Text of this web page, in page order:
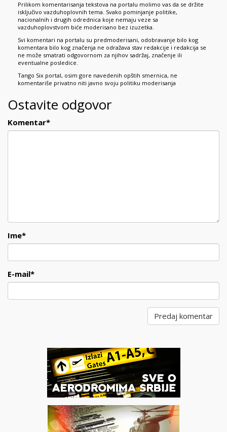
Prilikom komentarisanja tekstova na portalu molimo vas da se držite
isključivo vazduhoplovnih tema. Svako pominjanje politike,
nacionalnih i drugih odrednica koje nemaju veze sa
vazduhoplovstvom biće moderisano bez izuzetka.
Svi komentari na portalu su predmoderisani, odobravanje bilo kog
komentara bilo kog značenja ne odražava stav redakcije i redakcija se
ne može smatrati odgovornom za njihov sadržaj, značenje ili
eventualne posledice.
Tango Six portal, osim gore navedenih opštih smernica, ne
komentariše privatno niti javno svoju politiku moderisanja
Ostavite odgovor
Komentar*
Ime*
E-mail*